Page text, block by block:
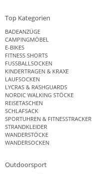
Top Kategorien
BADEANZÜGE
CAMPINGMÖBEL
E-BIKES
FITNESS SHORTS
FUSSBALLSOCKEN
KINDERTRAGEN & KRAXE
LAUFSOCKEN
LYCRAS & RASHGUARDS
NORDIC WALKING STÖCKE
REISETASCHEN
SCHLAFSACK
SPORTUHREN & FITNESSTRACKER
STRANDKLEIDER
WANDERSTÖCKE
WANDERSOCKEN
Outdoorsport